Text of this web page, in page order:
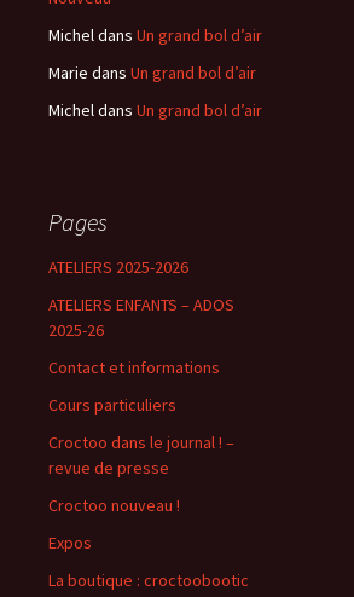
Micheldans Un grand bol d’air
Marie dans Un grand bol d’air
Micheldans Un grand bol d’air
Pages
ATELIERS 2025-2026
ATELIERS ENFANTS – ADOS
2025-26
Contact et informations
Cours particuliers
Croctoo dans le journal ! –
revue de presse
Croctoo nouveau !
Expos
La boutique : croctoobootic